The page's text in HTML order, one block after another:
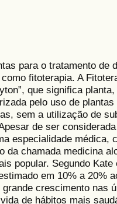
para o tratamento de
fitoterapia. A
que significa
pelo uso de
sem a utilização de
de ser
especialidade médica,
da chamada medicina
popular. Segundo
em 10% a 20%
crescimento nas
de hábitos mais